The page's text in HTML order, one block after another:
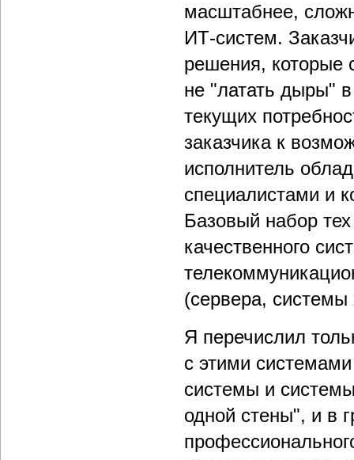
масштабнее,
ИТ-систем.
решения, которые
не "латать дыры"
текущих
заказчика к
исполнитель
специалистами и
Базовый набор
качественного
(сервера,
Я перечислил
с этими
системы и
одной стены", и в